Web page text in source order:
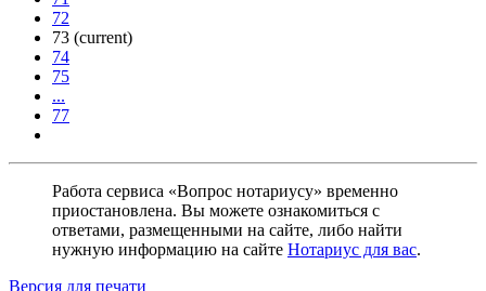
72
73 (current)
74
75
...
77
Работа сервиса «Вопрос нотариусу» временно
приостановлена. Вы можете ознакомиться с
ответами, размещенными на сайте, либо найти
нужную информацию на сайте Нотариус для вас.
Версия для печати